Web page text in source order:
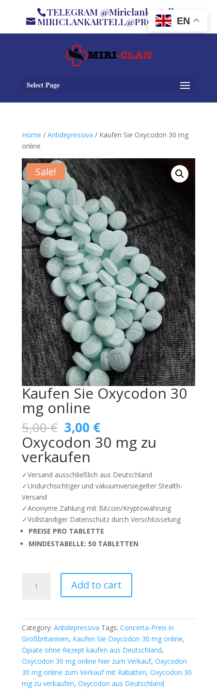
TELEGRAM @Miriclankartell
MIRICLANKARTELL@PROTON.ME
Select Page
Home / Antidepressiva / Kaufen Sie Oxycodon 30 mg
online
Sale!
Kaufen Sie Oxycodon 30
mg online
5,00€ Original
price
was:
5,00 €.
3,00 €Current
price
is:
Oxycodon 30 mg zu
verkaufen
✓Versand ausschließlich aus Deutschland
✓Undurchsichtiger und vakuumversiegelter Stealth-
Versand
✓Anonyme Zahlung mit Bitcoin/Kryptowährung
✓Vollständiger Datenschutz durch Verschlüsselung
PREISE PRO TABLETTE
MINDESTABELLE: 50 TABLETTEN
online
Add to cart
Category: Antidepressiva Tags: Concerta-Preis in
Großbritannien, Kaufen Sie Oxycodon 30 mg online,
Opiate ohne Rezept kaufen aus Deutschland,
Oxycodon 30 mg online hier zum Verkauf, Oxycodon
30 mg online zum Verkauf mit Rabatten, Oxycodon 30
mg zu verkaufen, Oxycodon aus Deutschland
EN